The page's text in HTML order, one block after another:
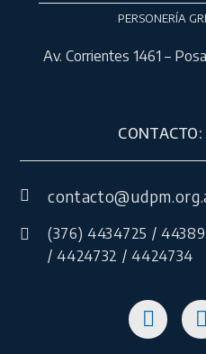
PERSONERÍA
Av. Corrientes 1461 –
CONTACTO:
(376) 4434725 /
/ 4424732 / 4424734